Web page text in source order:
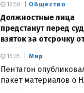
Общество
Должностные лица
предстанут перед
взяток за отсрочку
16:58
Мир
Пентагон
пакет материалов о
16:35